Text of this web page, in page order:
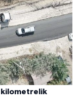
kilometrelik